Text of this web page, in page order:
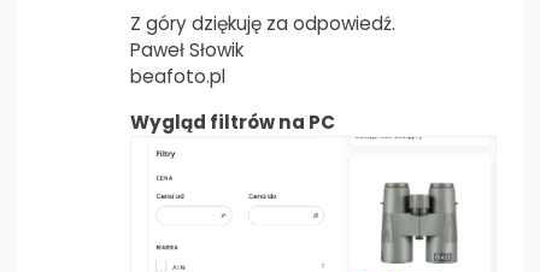
Z góry dziękuję za odpowiedź.
Paweł Słowik
beafoto.pl
Wygląd filtrów na PC